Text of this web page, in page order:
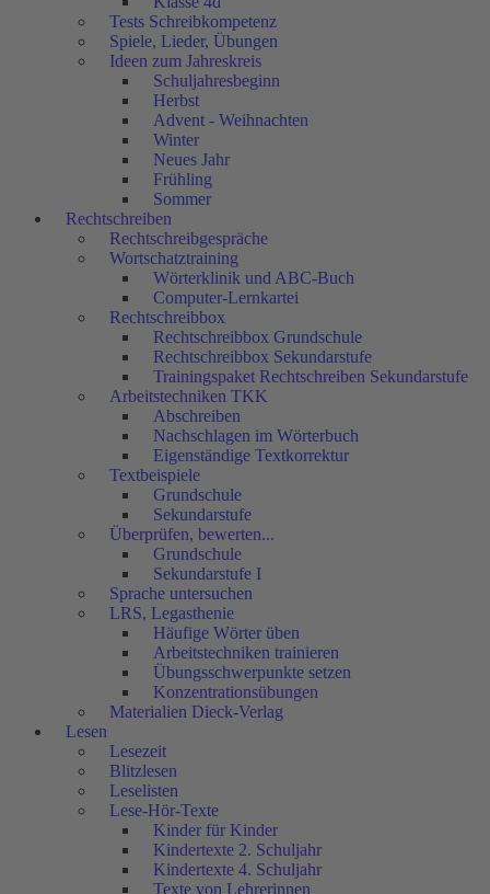
Tests Schreibkompetenz
Spiele, Lieder, Übungen
Ideen zum Jahreskreis
Schuljahresbeginn
Herbst
Advent - Weihnachten
Winter
Neues Jahr
Frühling
Sommer
Rechtschreiben
Rechtschreibgespräche
Wortschatztraining
Wörterklinik und ABC-Buch
Computer-Lernkartei
Rechtschreibbox
Rechtschreibbox Grundschule
Rechtschreibbox Sekundarstufe
Trainingspaket Rechtschreiben Sekundarstufe
Arbeitstechniken TKK
Abschreiben
Nachschlagen im Wörterbuch
Eigenständige Textkorrektur
Textbeispiele
Grundschule
Sekundarstufe
Überprüfen, bewerten...
Grundschule
Sekundarstufe I
Sprache untersuchen
LRS, Legasthenie
Häufige Wörter üben
Arbeitstechniken trainieren
Übungsschwerpunkte setzen
Konzentrationsübungen
Materialien Dieck-Verlag
Lesen
Lesezeit
Blitzlesen
Leselisten
Lese-Hör-Texte
Kinder für Kinder
Kindertexte 2. Schuljahr
Kindertexte 4. Schuljahr
Texte von Lehrerinnen